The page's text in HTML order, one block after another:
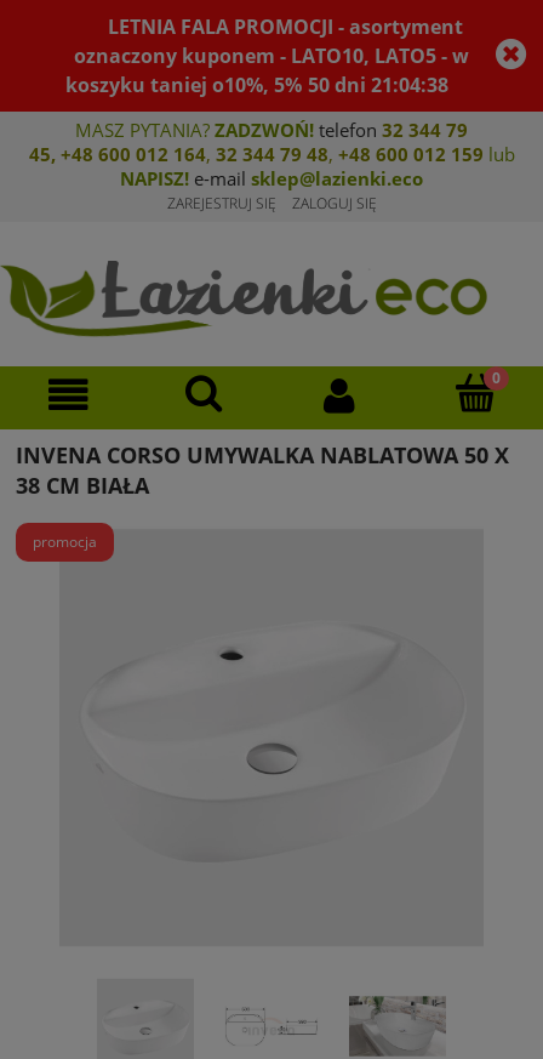
LETNIA FALA PROMOCJI - asortyment
oznaczony kuponem - LATO10, LATO5 - w
koszyku taniej o10%, 5% 50dni21:04:38
MASZ PYTANIA? ZADZWOŃ! telefon 32 344 79
45, +48 600 012 164, 32 344 79 48, +48 600 012 159 lub
NAPISZ! e-mail sklep@lazienki.eco
ZAREJESTRUJ SIĘ ZALOGUJ SIĘ
INVENA CORSO UMYWALKA NABLATOWA 50 X
38 CM BIAŁA
promocja